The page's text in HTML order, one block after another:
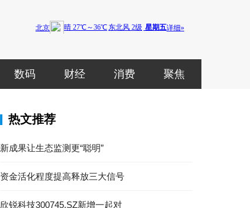
数码 财经 消费 聚焦
热文推荐
新成果让生态监测更“聪明”
资金活化程度提高释放三大信号
欣锐科技300745.SZ新增一起对